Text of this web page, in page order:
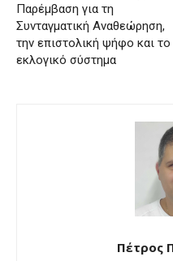
Παρέμβαση για τη
Συνταγματική Αναθεώρηση,
την επιστολική ψήφο και το
εκλογικό σύστημα
Πέτρος